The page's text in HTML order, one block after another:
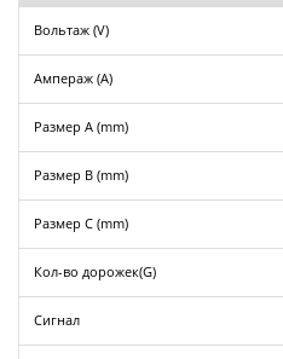
Вольтаж (V)
Ампераж (A)
Размер A (mm)
Размер B (mm)
Размер C (mm)
Кол-во дорожек(G)
Сигнал